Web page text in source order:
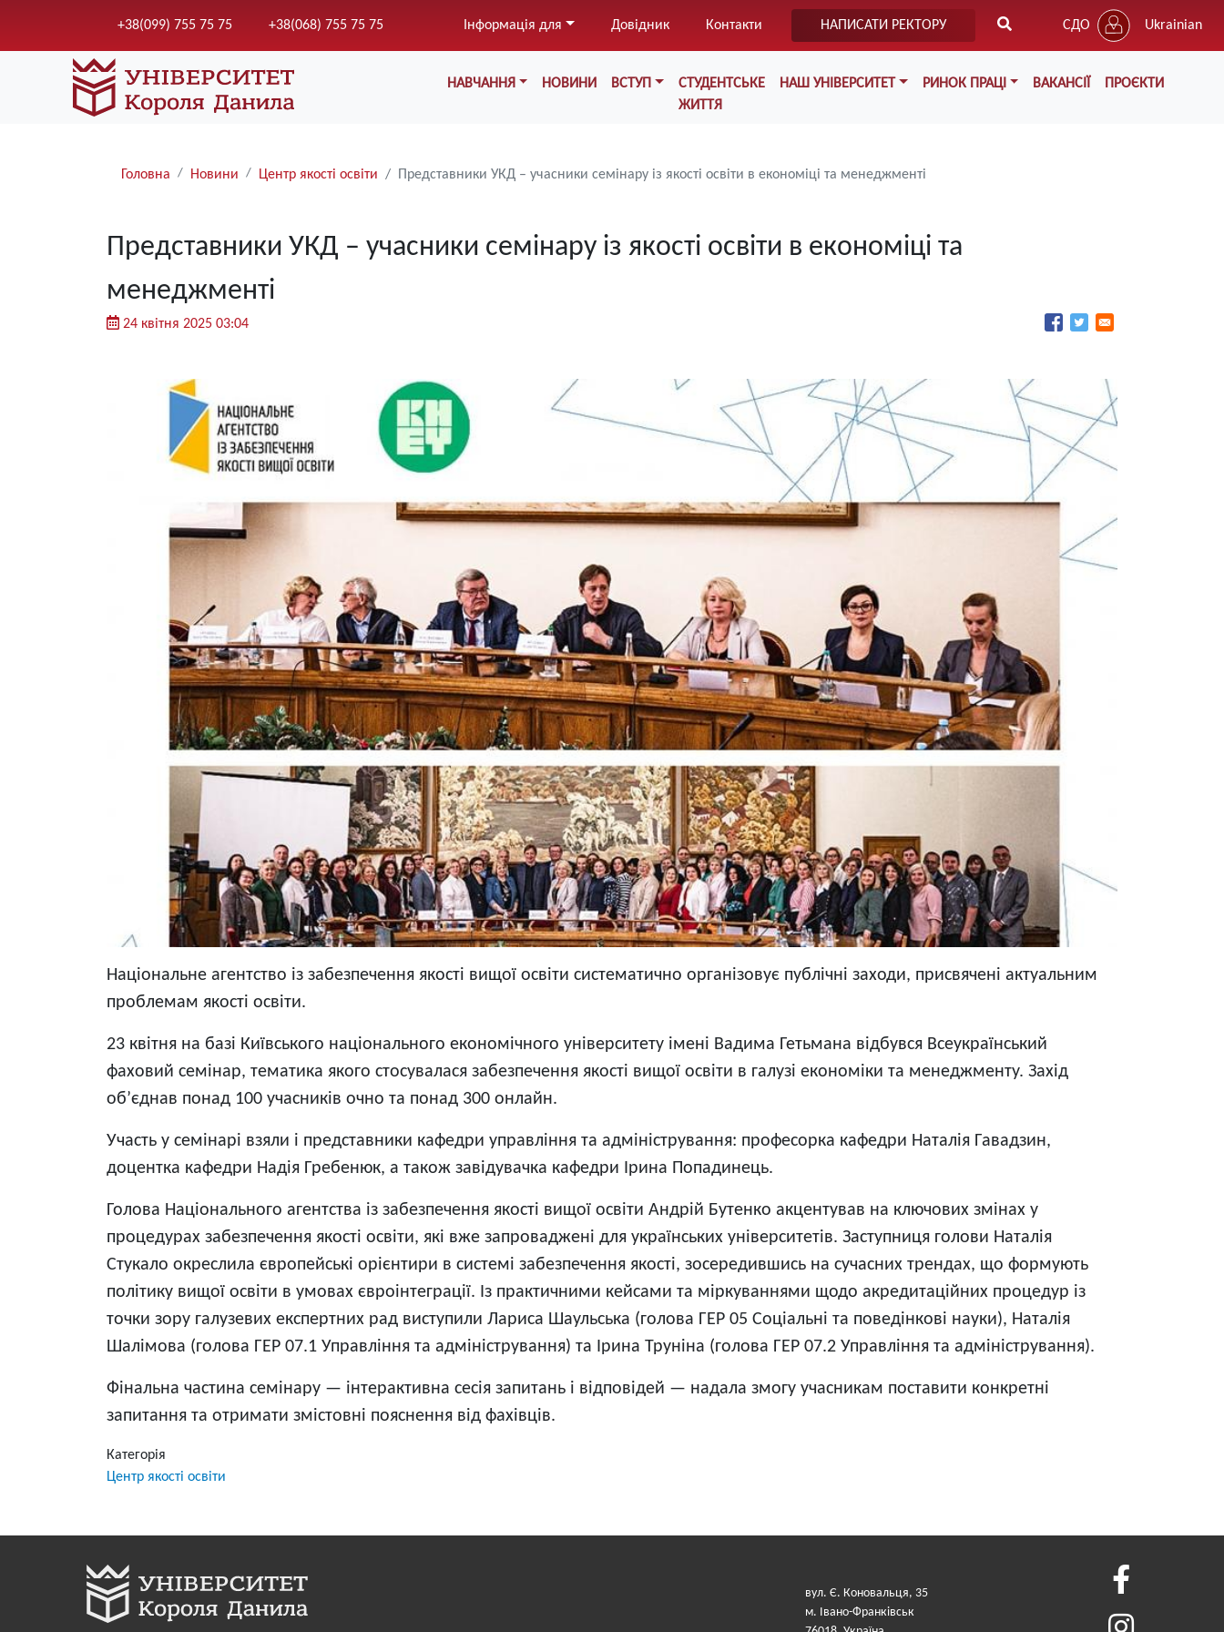
до
основного
вмісту
+38(099) 755 75 75 +38(068) 755 75 75 Інформація для Довідник Контакти НАПИСАТИ РЕКТОРУ СДО Ukrainian
Меню у хедері
НАВЧАННЯ НОВИНИ ВСТУП
СТУДЕНТСЬКЕ
ЖИТТЯ
НАШ УНІВЕРСИТЕТ РИНОК ПРАЦІ ВАКАНСІЇ ПРОЄКТИ
Рядки
Головна Новини Центр якості освіти Представники УКД – учасники семінару із якості освіти в економіці та менеджменті
Представники УКД – учасники семінару із якості освіти в економіці та
менеджменті
24 квітня 2025 03:04
Національне агентство із забезпечення якості вищої освіти систематично організовує публічні заходи, присвячені актуальним
проблемам якості освіти.
23 квітня на базі Київського національного економічного університету імені Вадима Гетьмана відбувся Всеукраїнський
фаховий семінар, тематика якого стосувалася забезпечення якості вищої освіти в галузі економіки та менеджменту. Захід
об’єднав понад 100 учасників очно та понад 300 онлайн.
Участь у семінарі взяли і представники кафедри управління та адміністрування: професорка кафедри Наталія Гавадзин,
доцентка кафедри Надія Гребенюк, а також завідувачка кафедри Ірина Попадинець.
Голова Національного агентства із забезпечення якості вищої освіти Андрій Бутенко акцентував на ключових змінах у
процедурах забезпечення якості освіти, які вже запроваджені для українських університетів. Заступниця голови Наталія
Стукало окреслила європейські орієнтири в системі забезпечення якості, зосередившись на сучасних трендах, що формують
політику вищої освіти в умовах євроінтеграції. Із практичними кейсами та міркуваннями щодо акредитаційних процедур із
точки зору галузевих експертних рад виступили Лариса Шаульська (голова ГЕР 05 Соціальні та поведінкові науки), Наталія
Шалімова (голова ГЕР 07.1 Управління та адміністрування) та Ірина Труніна (голова ГЕР 07.2 Управління та адміністрування).
Фінальна частина семінару — інтерактивна сесія запитань і відповідей — надала змогу учасникам поставити конкретні
запитання та отримати змістовні пояснення від фахівців.
Категорія
Центр якості освіти
вул. Є. Коновальця, 35
м. Івано-Франківськ